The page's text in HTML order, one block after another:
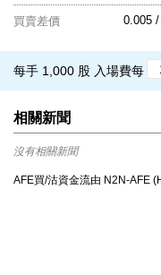
0.005
買賣差價
每手 1,000 股 入場費每
相關新聞
沒有相關新聞
AFE買/沽資金流由 N2N-AFE